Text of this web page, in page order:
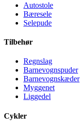
Autostole
Bæresele
Selepude
Tilbehør
Regnslag
Barnevognspuder
Barnevognskæder
Myggenet
Liggedel
Cykler